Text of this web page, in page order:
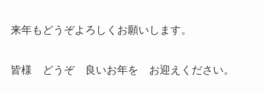
来年もどうぞよろしくお願いします。
皆様 どうぞ 良いお年を お迎えください。